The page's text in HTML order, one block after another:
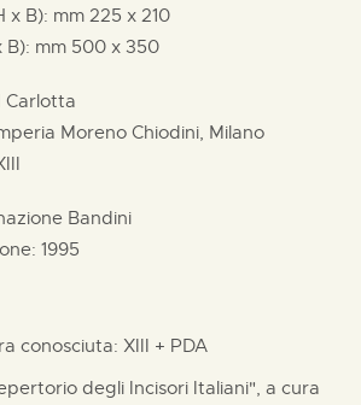
x B): mm 225 x 210
B): mm 500 x 350
Carlotta
Moreno Chiodini, Milano
Bandini
1995
conosciuta: XIII + PDA
degli Incisori Italiani", a cura